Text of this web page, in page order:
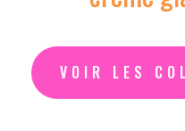
VOIR LES